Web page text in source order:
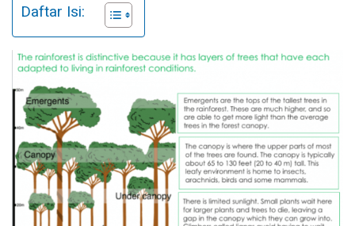
Daftar Isi: